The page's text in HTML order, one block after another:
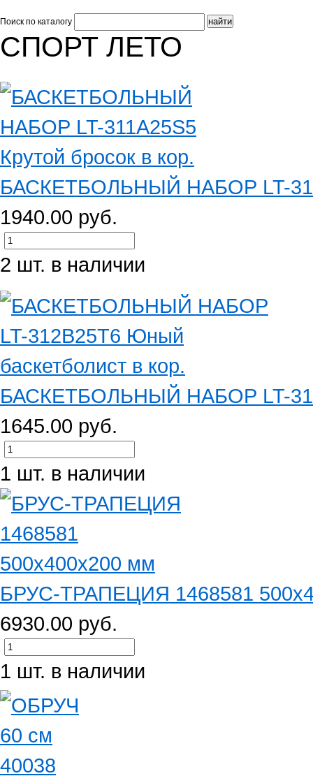
Поиск по каталогу
СПОРТ ЛЕТО
БАСКЕТБОЛЬНЫЙ НАБОР LT-
1940.00 руб.
2 шт. в наличии
БАСКЕТБОЛЬНЫЙ НАБОР LT-
1645.00 руб.
1 шт. в наличии
БРУС-ТРАПЕЦИЯ 1468581
6930.00 руб.
1 шт. в наличии